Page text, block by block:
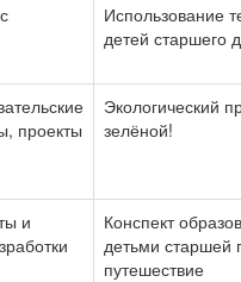
Использование
детей старшего
проекты
Экологический
зелёной!
и
Конспект
детьми старшей
путешествие